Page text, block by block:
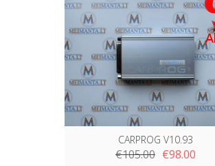
CARPROG V10.93
€105.00 €98.00